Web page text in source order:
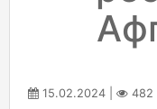
15.02.2024 | 482